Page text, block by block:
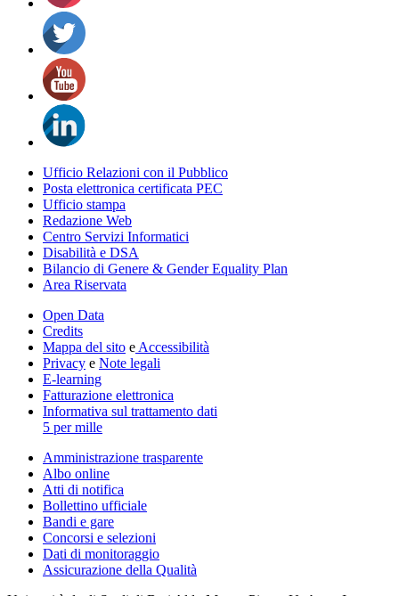
Ufficio Relazioni con il Pubblico
Posta elettronica certificata PEC
Ufficio stampa
Redazione Web
Centro Servizi Informatici
Disabilità e DSA
Bilancio di Genere & Gender Equality Plan
Area Riservata
Open Data
Credits
Mappa del sito e Accessibilità
Privacy e Note legali
E-learning
Fatturazione elettronica
Informativa sul trattamento dati
5 per mille
Amministrazione trasparente
Albo online
Atti di notifica
Bollettino ufficiale
Bandi e gare
Concorsi e selezioni
Dati di monitoraggio
Assicurazione della Qualità